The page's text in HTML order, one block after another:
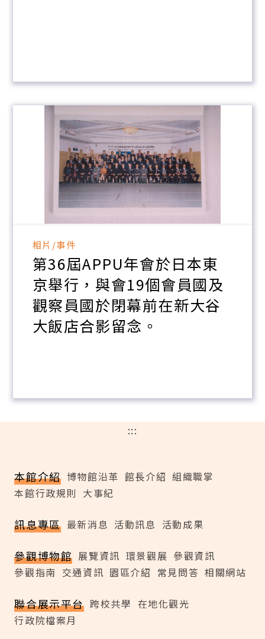
相片/事件
第36屆APPU年會於日本東
京舉行，與會19個會員國及
觀察員國於閉幕前在新大谷
大飯店合影留念。
:::
本館介紹 博物館沿革 館長介紹 組織職掌
本館行政規則 大事紀
訊息專區 最新消息 活動訊息 活動成果
參觀博物館 展覽資訊 環景觀展 參觀資訊
參觀指南 交通資訊 園區介紹 常見問答 相關網站
聯合展示平台 跨校共學 在地化觀光
行政院檔案月